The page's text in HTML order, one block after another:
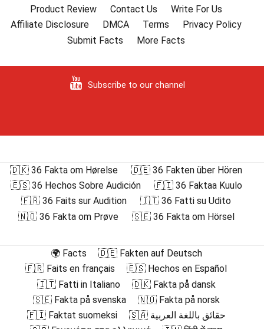
Product Review
Contact Us
Write For Us
Affiliate Disclosure
DMCA Terms
Privacy Policy
Submit Facts
More Facts
Subscribe to our channel
🇩🇰 36 Fakta om Hørelse
🇩🇪 36 Fakten über Hören
🇪🇸 36 Hechos Sobre Audición
🇫🇮 36 Faktaa Kuulo
🇫🇷 36 Faits sur Audition
🇮🇹 36 Fatti su Udito
🇳🇴 36 Fakta om Prøve
🇸🇪 36 Fakta om Hörsel
🌍 Facts
🇩🇪 Fakten auf Deutsch
🇫🇷 Faits en français
🇪🇸 Hechos en Español
🇮🇹 Fatti in Italiano
🇩🇰 Fakta på dansk
🇸🇪 Fakta på svenska
🇳🇴 Fakta på norsk
🇫🇮 Faktat suomeksi
🇸🇦 حقائق باللغة العربية